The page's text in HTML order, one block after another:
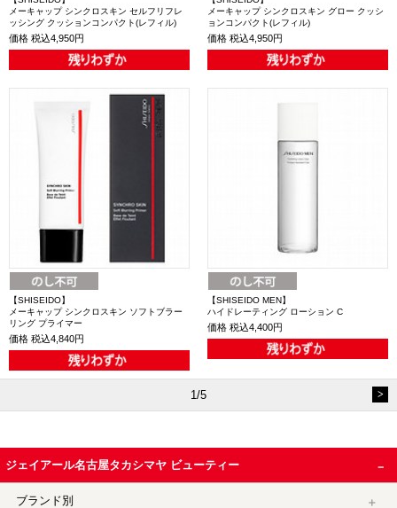
メーキャップ シンクロスキン セルフリフレ
ッシング クッションコンパクト(レフィル)
価格 税込4,950円
メーキャップ シンクロスキン グロー クッシ
ョンコンパクト(レフィル)
価格 税込4,950円
【SHISEIDO】
メーキャップ シンクロスキン ソフトブラー
リング プライマー
価格 税込4,840円
【SHISEIDO MEN】
ハイドレーティング ローション C
価格 税込4,400円
1/5
ジェイアール名古屋タカシマヤ ビューティー
ブランド別